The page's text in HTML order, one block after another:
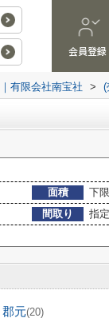
会員登録
有限会社南宝社 > (
面積 下
間取り
指
郡元(20)